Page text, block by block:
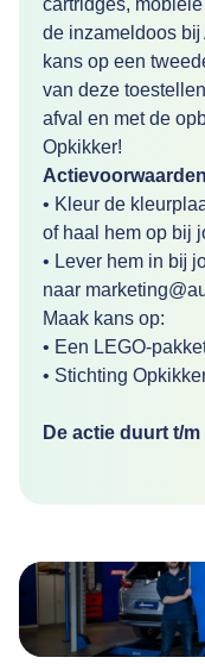
cartridges,
de inzameldoos
kans op een
van deze
afval en met de
Opkikker!
Actievoorwaarden
• Kleur de
of haal hem op bij
• Lever hem in bĳ
naar
Maak kans op:
• Een LEGO-
• Stichting
De actie duurt t/